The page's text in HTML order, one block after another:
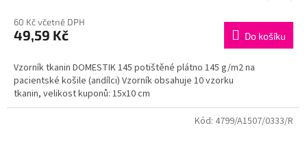
M
A
60 Kč včetně DPH
49,59 Kč Do košíku
Vzorník tkanin DOMESTIK 145 potištěné plátno 145 g/m2 na
pacientské košile (andílci) Vzorník obsahuje 10 vzorku
tkanin, velikost kuponů: 15x10 cm
Kód: 4799/A1507/0333/R